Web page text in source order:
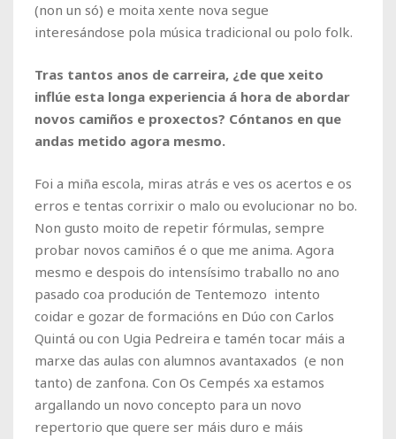
(non un só) e moita xente nova segue
interesándose pola música tradicional ou polo folk.
Tras tantos anos de carreira, ¿de que xeito
inflúe esta longa experiencia á hora de abordar
novos camiños e proxectos? Cóntanos en que
andas metido agora mesmo.
Foi a miña escola, miras atrás e ves os acertos e os
erros e tentas corrixir o malo ou evolucionar no bo.
Non gusto moito de repetir fórmulas, sempre
probar novos camiños é o que me anima. Agora
mesmo e despois do intensísimo traballo no ano
pasado coa produción de Tentemozo intento
coidar e gozar de formacións en Dúo con Carlos
Quintá ou con Ugia Pedreira e tamén tocar máis a
marxe das aulas con alumnos avantaxados (e non
tanto) de zanfona. Con Os Cempés xa estamos
argallando un novo concepto para un novo
repertorio que quere ser máis duro e máis